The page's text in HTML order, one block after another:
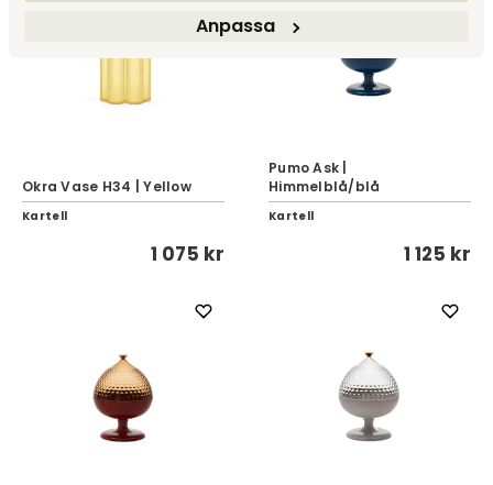
Anpassa
Okra Vase H34 | Yellow
Kartell
1 075 kr
Pumo Ask |
Himmelblå/blå
Kartell
1 125 kr